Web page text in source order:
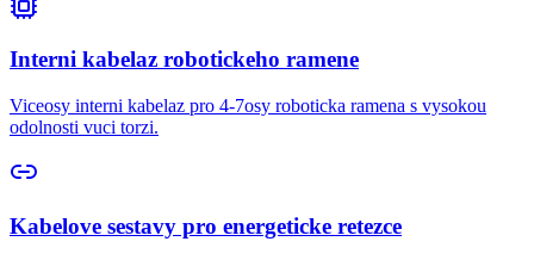
Interni kabelaz robotickeho ramene
Viceosy interni kabelaz pro 4-7osy roboticka ramena s vysokou
odolnosti vuci torzi.
Kabelove sestavy pro energeticke retezce